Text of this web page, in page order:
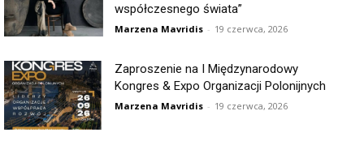
współczesnego świata”
Marzena Mavridis - 19 czerwca, 2026
Zaproszenie na I Międzynarodowy
Kongres & Expo Organizacji Polonijnych
Marzena Mavridis - 19 czerwca, 2026